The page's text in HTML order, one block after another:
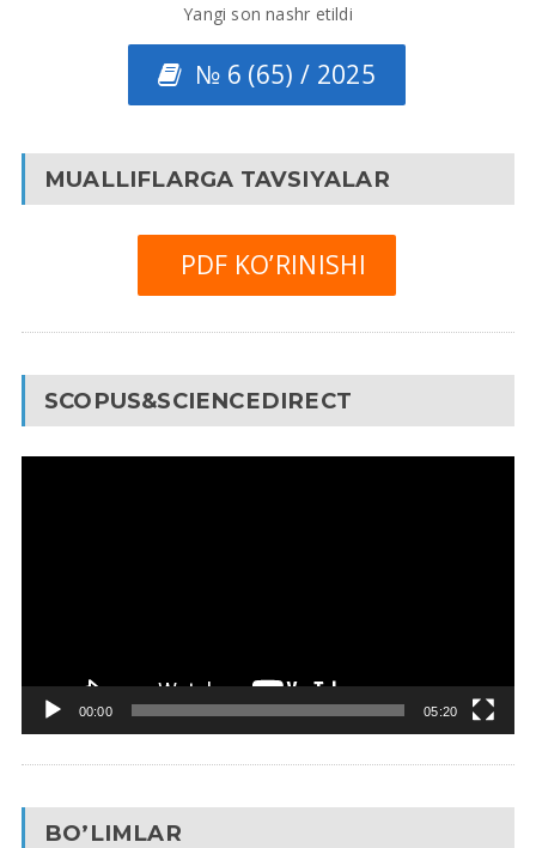
Yangi son nashr etildi
№ 6 (65) / 2025
MUALLIFLARGA TAVSIYALAR
PDF KO’RINISHI
SCOPUS&SCIENCEDIRECT
00:00 05:20
BO’LIMLAR